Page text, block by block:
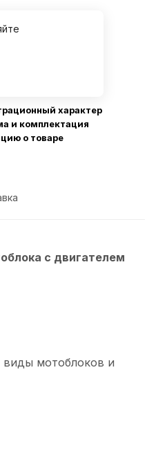
характер
и комплектация
о товаре
с двигателем
мотоблоков и